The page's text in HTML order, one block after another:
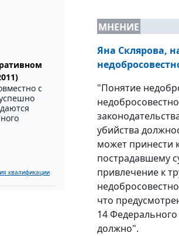
с
квалификации
МНЕНИЕ
Яна Склярова,
"Понятие
убийства
может принести
пострадавшему
привлечение к
что
14
должно".